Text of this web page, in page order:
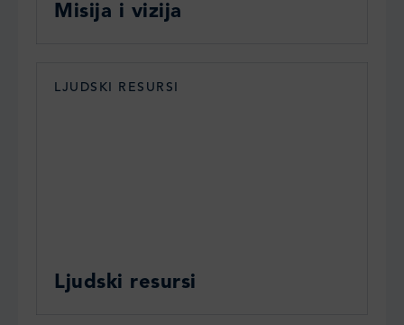
Misija i vizija
LJUDSKI RESURSI
Ljudski resursi